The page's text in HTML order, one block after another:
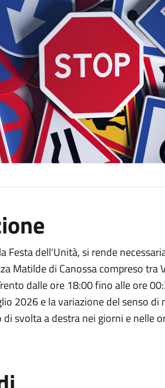
Festa dell'Unità, si rende
Matilde di Canossa compreso tra
dalle ore 18:00 fino alle ore
2026 e la variazione del senso
di svolta a destra nei giorni e nelle